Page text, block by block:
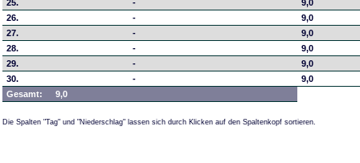
25.
-
9,0
26.
-
9,0
27.
-
9,0
28.
-
9,0
29.
-
9,0
30.
-
9,0
Gesamt:
9,0
Die Spalten "Tag" und "Niederschlag" lassen sich durch Klicken auf den Spaltenkopf sortieren.